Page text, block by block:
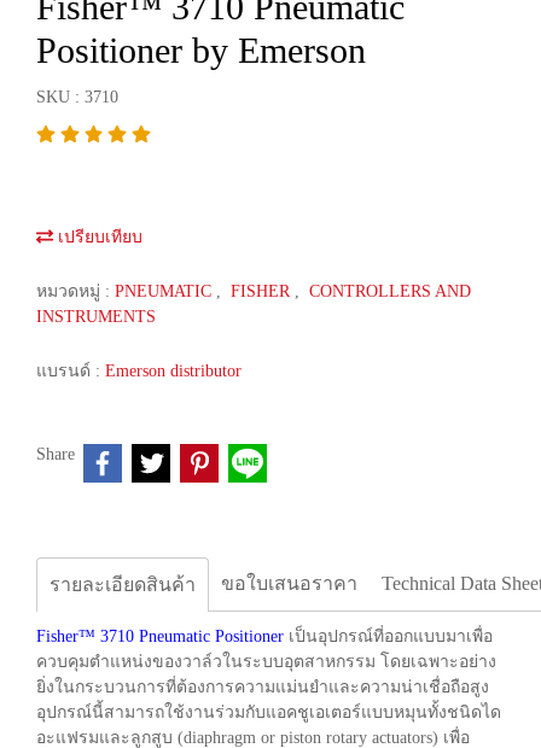
Positioner by Emerson
SKU : 3710
เปรียบเทียบ
หมวดหมู่ : PNEUMATIC , FISHER , CONTROLLERS AND
INSTRUMENTS
แบรนด์ : Emerson distributor
Share
รายละเอียดสินค้า ขอใบเสนอราคา Technical Data
Fisher™ 3710 Pneumatic Positioner เป็นอุปกรณ์ที่ออกแบบมาเพื่อ
ควบคุมตำแหน่งของวาล์วในระบบอุตสาหกรรม โดยเฉพาะอย่าง
ยิ่งในกระบวนการที่ต้องการความแม่นยำและความน่าเชื่อถือสูง
อุปกรณ์นี้สามารถใช้งานร่วมกับแอคชูเอเตอร์แบบหมุนทั้งชนิดได
อะแฟรมและลูกสูบ (diaphragm or piston rotary actuators) เพื่อ